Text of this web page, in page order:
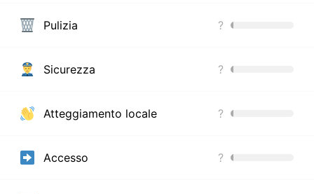
Pulizia ?
Sicurezza ?
Atteggiamento locale ?
Accesso ?